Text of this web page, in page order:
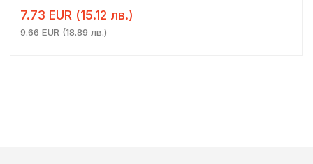
7.73 EUR (15.12 лв.)
9.66 EUR (18.89 лв.)